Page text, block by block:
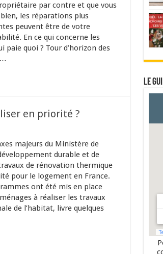
par contre et que vous
bien, les réparations plus
peuvent être de votre
En ce qui concerne les
paie quoi ? Tour d’horizon des
en priorité ?
majeurs du Ministère de
durable et de
de rénovation thermique
pour le logement en France.
ont été mis en place
à réaliser les travaux
de l’habitat, livre quelques
Le